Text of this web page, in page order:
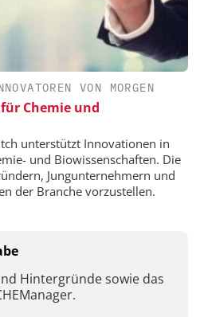
VON MORGEN
Chemie und
unterstützt Innovationen in
und Biowissenschaften. Die
Jungunternehmern und
der Branche vorzustellen.
Hintergründe sowie das